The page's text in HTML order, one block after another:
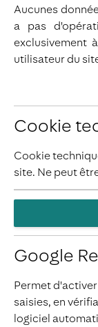
Aucunes
a pas
exclusivement
utilisateur du
Cookie
Cookie
site. Ne peut
Google
Permet
saisies, en
logiciel